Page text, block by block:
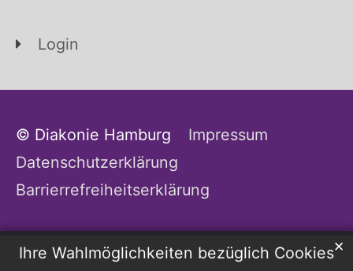
Ihre Wahlmöglichkeiten bezüglich Cookies✕
Login
© Diakonie Hamburg
Impressum
Datenschutzerklärung
Barrierrefreiheitserklärung